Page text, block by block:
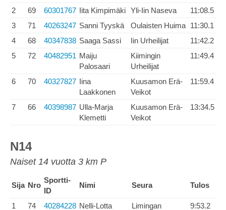
2 69 60301767 Iita Kimpimäki Yli-Iin Naseva
11:08.5
3
71 40263247 Sanni Tyyskä Oulaisten Huima 11:30.1
4
68 40347838 Saaga Sassi Iin Urheilijat
11:42.2
5
72 40482951 Maiju
Palosaari
Kiimingin
Urheilijat
11:49.4
6 70 40327827 Iina
Laakkonen
Kuusamon Erä-
Veikot
11:59.4
7 66 40398987 Ulla-Marja
Klemetti
Kuusamon Erä-
Veikot
13:34.5
N14
Naiset 14 vuotta 3 km P
Sija Nro
Sportti-
ID
Nimi Seura Tulos
1 74 40284228 Nelli-Lotta
Limingan
9:53.2